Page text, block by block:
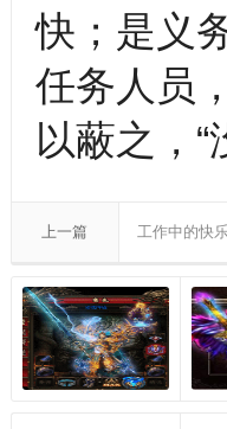
快；是义
任务人员
以蔽之，“
上一篇 工作中的快